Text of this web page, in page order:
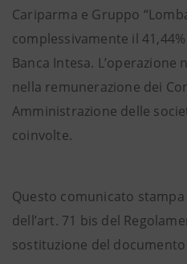
Cariparma e Gruppo
complessivamente il
Banca Intesa.
nella remunerazione dei
Amministrazione delle
coinvolte.
Questo comunicato
dell’art. 71 bis del
sostituzione del